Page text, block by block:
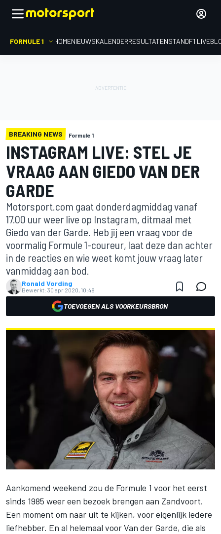
FORMULE 1 HOMENIEUWSKALENDERRESULTATENSTANDF1
BREAKING NEWS Formule 1
INSTAGRAM LIVE: STEL JE
VRAAG AAN GIEDO VAN DER
GARDE
Motorsport.com gaat donderdagmiddag vanaf
17.00 uur weer live op Instagram, ditmaal met
Giedo van der Garde. Heb jij een vraag voor de
voormalig Formule 1-coureur, laat deze dan achter
in de reacties en wie weet komt jouw vraag later
vanmiddag aan bod.
Ronald Vording
Bewerkt: 30 apr 2020, 10:48
TOEVOEGEN ALS VOORKEURSBRON
Aankomend weekend zou de Formule 1 voor het eerst
sinds 1985 weer een bezoek brengen aan Zandvoort.
Een moment om naar uit te kijken, voor eigenlijk iedere
liefhebber. En al helemaal voor Van der Garde, die als